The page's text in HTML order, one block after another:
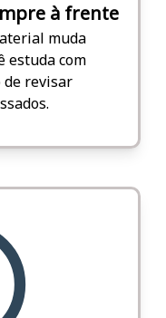
à frente
muda
estuda com
de revisar